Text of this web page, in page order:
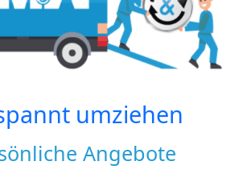
umziehen
Angebote